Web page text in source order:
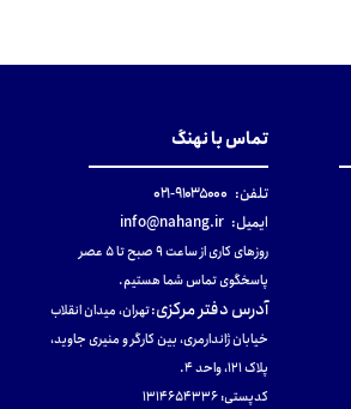
تماس با نهنگ
تلفن: ۹۱۰۳۵۰۰۰-۰۲۱
ایمیل: info@nahang.ir
روزهای کاری از ساعت ۹ صبح تا ۵ عصر
پاسخگوی تماس شما هستیم.
آدرس دفتر مرکزی:تهران، میدان انقلاب
خیابان ژاندارمری، بین کارگر و منیری جاوید،
پلاک 121، واحد ۴.
کدپستی: 131465433۶